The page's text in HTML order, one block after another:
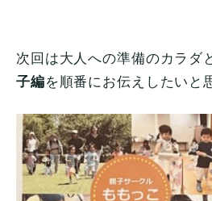
次回は大人への準備のカラダ
子編を順番にお伝えしたいと